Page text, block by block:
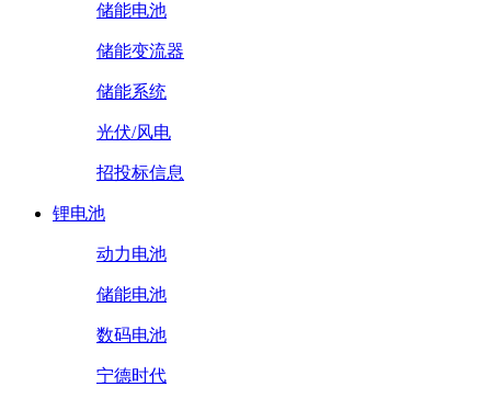
储能电池
储能变流器
储能系统
光伏/风电
招投标信息
锂电池
动力电池
储能电池
数码电池
宁德时代